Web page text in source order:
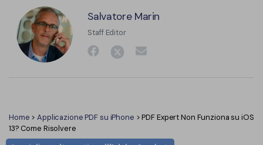
Salvatore Marin
Staff Editor
Home >Applicazione PDF su iPhone > PDF Expert Non Funziona su iOS
13? Come Risolvere